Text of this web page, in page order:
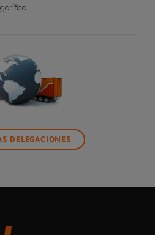
DELEGACIONES